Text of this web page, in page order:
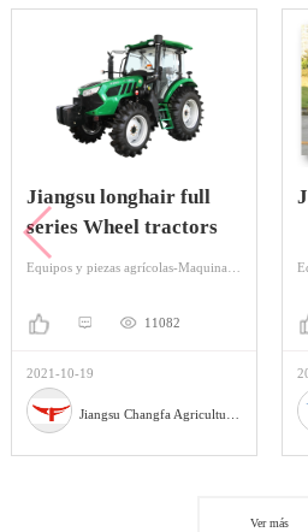
Jiangsu longhair full
series Wheel tractors
11082
2021-10-19
Ver más